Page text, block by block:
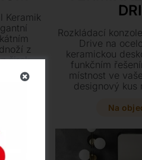
Keramik
z
široké
pravý
zeď a
Rozkládací
Drive na
keramickou
funkčním
místnost ve
designový kus
na délku 200 cm
Na